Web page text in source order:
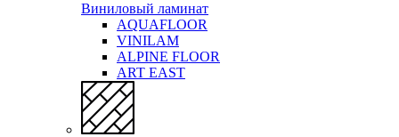
Виниловый ламинат
AQUAFLOOR
VINILAM
ALPINE FLOOR
ART EAST